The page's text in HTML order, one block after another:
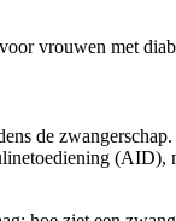
vrouwen met
de zwangerschap.
(AID),